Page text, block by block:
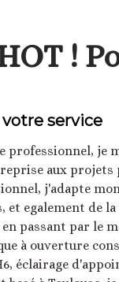
!
service
professionnel, je
aux projets
j'adapte
egalement de la
passant par le
à ouverture
éclairage